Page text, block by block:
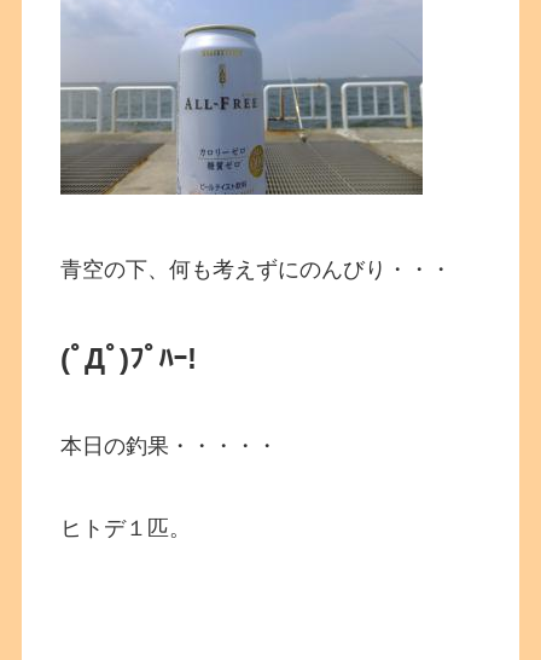
青空の下、何も考えずにのんびり・・・
(ﾟДﾟ)ﾌﾟﾊｰ!
本日の釣果・・・・・
ヒトデ１匹。